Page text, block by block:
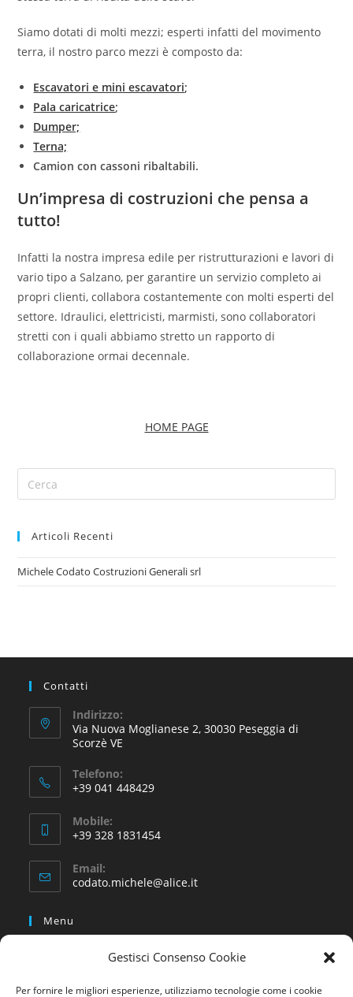
Gestisci Consenso Cookie
Per fornire le migliori esperienze, utilizziamo tecnologie come i cookie
Siamo dotati di molti mezzi; esperti infatti del movimento
terra, il nostro parco mezzi è composto da:
Escavatori e mini escavatori;
Pala caricatrice;
Dumper;
Terna;
Camion con cassoni ribaltabili.
Un’impresa di costruzioni che pensa a
tutto!
Infatti la nostra impresa edile per ristrutturazioni e lavori di
vario tipo a Salzano, per garantire un servizio completo ai
propri clienti, collabora costantemente con molti esperti del
settore. Idraulici, elettricisti, marmisti, sono collaboratori
stretti con i quali abbiamo stretto un rapporto di
collaborazione ormai decennale.
HOME PAGE
Articoli Recenti
Michele Codato Costruzioni Generali srl
Contatti
Indirizzo:
Via Nuova Moglianese 2, 30030 Peseggia di
Scorzè VE
Telefono:
+39 041 448429
Mobile:
+39 328 1831454
Email:
codato.michele@alice.it
Menu
Servizi